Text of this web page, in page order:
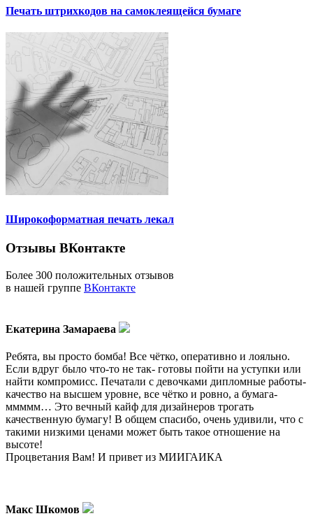
Печать штрихкодов на самоклеящейся бумаге
Широкоформатная печать лекал
Отзывы ВКонтакте
Более 300 положительных отзывов
в нашей группе ВКонтакте
Екатерина Замараева
Ребята, вы просто бомба! Все чётко, оперативно и лояльно.
Если вдруг было что-то не так- готовы пойти на уступки или
найти компромисс. Печатали с девочками дипломные работы-
качество на высшем уровне, все чётко и ровно, а бумага-
ммммм… Это вечный кайф для дизайнеров трогать
качественную бумагу! В общем спасибо, очень удивили, что с
такими низкими ценами может быть такое отношение на
высоте!
Процветания Вам! И привет из МИИГАИКА
Макс Шкомов